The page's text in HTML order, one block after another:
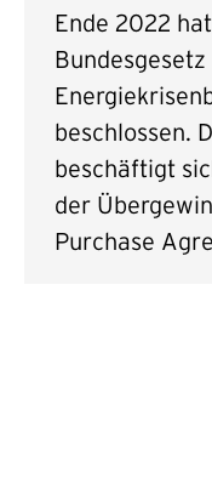
Ende 2022
beschlossen.
beschäftigt
der
Purchase